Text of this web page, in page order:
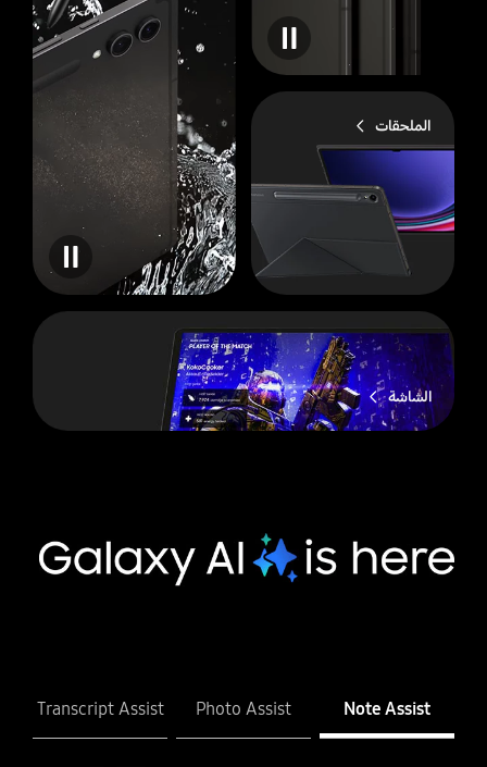
الشاشة
الملحقات
Note Assist
Photo Assist
Transcript Assist